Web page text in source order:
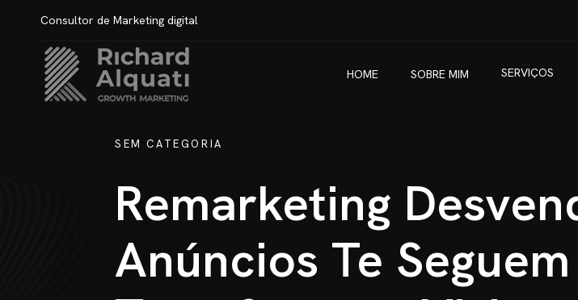
Consultor de Marketing digital
HOME SOBRE MIM SERVIÇOS
SEM CATEGORIA
Remarketing
Anúncios Te